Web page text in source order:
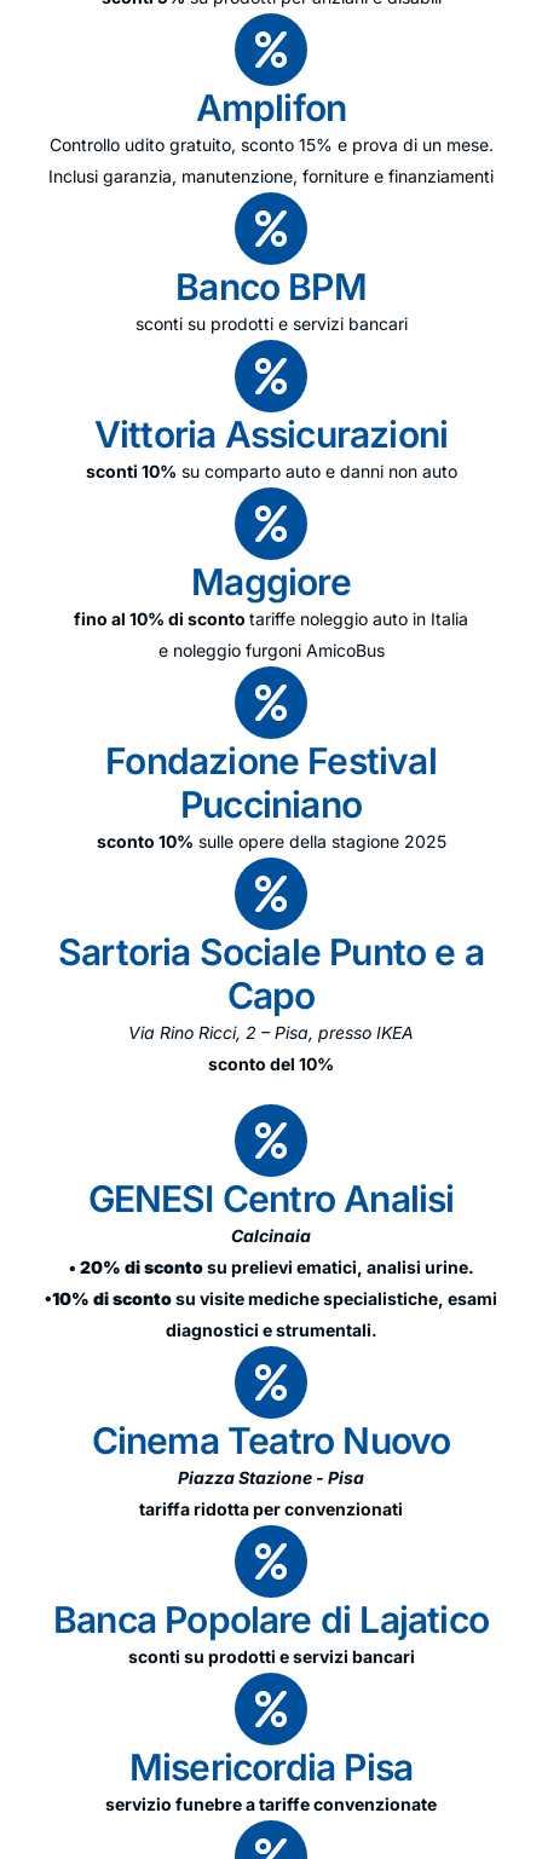
Amplifon
Controllo udito gratuito, sconto 15% e prova di un mese.
Inclusi garanzia, manutenzione, forniture e finanziamenti
Banco BPM
sconti su prodotti e servizi bancari
Vittoria Assicurazioni
sconti 10% su comparto auto e danni non auto
Maggiore
fino al 10% di sconto tariffe noleggio auto in Italia
e noleggio furgoni AmicoBus
Fondazione Festival
Pucciniano
sconto 10% sulle opere della stagione 2025
Sartoria Sociale Punto e a
Capo
Via Rino Ricci, 2 – Pisa, presso IKEA
sconto del 10%
GENESI Centro Analisi
Calcinaia
• 20% di scontosu prelievi ematici, analisi urine.
•10% di scontosu visite mediche specialistiche, esami
diagnostici e strumentali.
Cinema Teatro Nuovo
Piazza Stazione - Pisa
tariffa ridotta per convenzionati
Banca Popolare di Lajatico
sconti su prodotti e servizi bancari
Misericordia Pisa
servizio funebre a tariffe convenzionate